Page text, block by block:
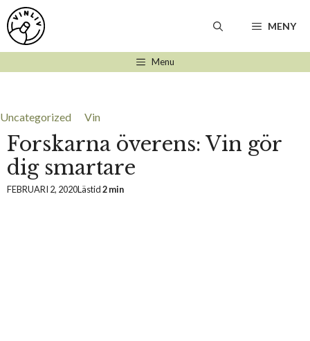
Hoppa
till
innehåll
MENY
Menu
Uncategorized Vin
Forskarna överens: Vin gör
dig smartare
FEBRUARI 2, 2020Lästid2 min